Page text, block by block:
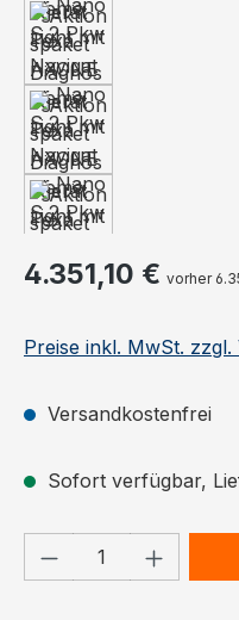
Regulärer Preis:
4.351,10 € vorher
Preise inkl. MwSt.
Versandkostenfrei
Sofort verfügbar,
Produkt